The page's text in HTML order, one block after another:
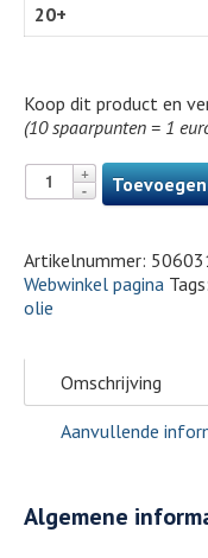
20+
Koop dit product en
(10 spaarpunten = 1
Artikelnummer:
Webwinkel pagina Tags:
olie
Omschrijving
Aanvullende
Algemene